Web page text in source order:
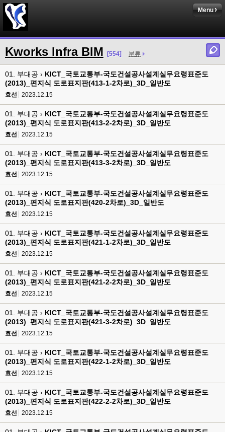
Menu
Kworks Infra BIM [554] 분류
01. 부대공 › KICT_국토교통부-국도건설공사설계실무요령표준도
(2013)_편지식 도로표지판(413-1-2차로)_3D_일반도
효선 2023.12.15
01. 부대공 › KICT_국토교통부-국도건설공사설계실무요령표준도
(2013)_편지식 도로표지판(413-2-2차로)_3D_일반도
효선 2023.12.15
01. 부대공 › KICT_국토교통부-국도건설공사설계실무요령표준도
(2013)_편지식 도로표지판(413-3-2차로)_3D_일반도
효선 2023.12.15
01. 부대공 › KICT_국토교통부-국도건설공사설계실무요령표준도
(2013)_편지식 도로표지판(420-2차로)_3D_일반도
효선 2023.12.15
01. 부대공 › KICT_국토교통부-국도건설공사설계실무요령표준도
(2013)_편지식 도로표지판(421-1-2차로)_3D_일반도
효선 2023.12.15
01. 부대공 › KICT_국토교통부-국도건설공사설계실무요령표준도
(2013)_편지식 도로표지판(421-2-2차로)_3D_일반도
효선 2023.12.15
01. 부대공 › KICT_국토교통부-국도건설공사설계실무요령표준도
(2013)_편지식 도로표지판(421-3-2차로)_3D_일반도
효선 2023.12.15
01. 부대공 › KICT_국토교통부-국도건설공사설계실무요령표준도
(2013)_편지식 도로표지판(422-1-2차로)_3D_일반도
효선 2023.12.15
01. 부대공 › KICT_국토교통부-국도건설공사설계실무요령표준도
(2013)_편지식 도로표지판(422-2-2차로)_3D_일반도
효선 2023.12.15